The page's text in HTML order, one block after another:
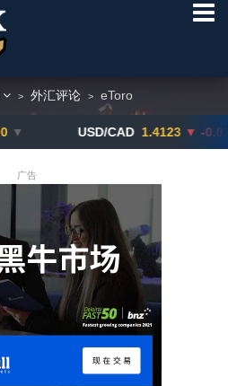
> 外汇评论 > eToro
USD/CAD 1.4123 ▼ -0.01%
广告